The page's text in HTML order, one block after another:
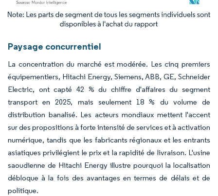
Image © Mordor Intelligence. La réutilisation nécessite une attribution sous CC BY
Paysage concurrentiel
La concentration du marché est modérée. Les cinq premiers
équipementiers, Hitachi Energy, Siemens, ABB, GE, Schneider
Electric, ont capté 42 % du chiffre d'affaires du segment
transport en 2025, mais seulement 18 % du volume de
distribution banalisé. Les acteurs mondiaux mettent l'accent
sur des propositions à forte intensité de services et à activation
numérique, tandis que les fabricants régionaux et les entrants
asiatiques privilégient le prix et la rapidité de livraison. L'usine
saoudienne de Hitachi Energy illustre pourquoi la localisation
débloque à la fois des avantages en termes de délais et de
politique.